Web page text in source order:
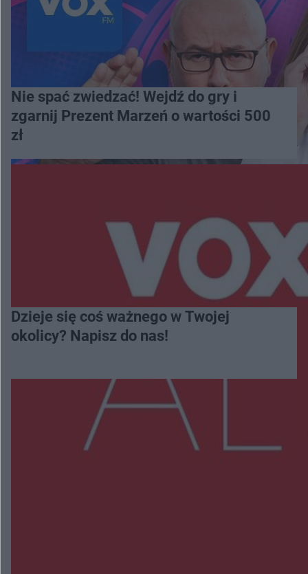
Nie spać zwiedzać! Wejdź do gry i
zgarnij Prezent Marzeń o wartości 500
zł
Dzieje się coś ważnego w Twojej
okolicy? Napisz do nas!
Więcej